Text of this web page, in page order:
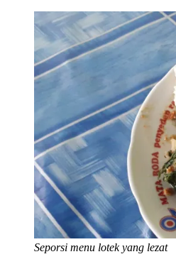
Seporsi menu lotek yang lezat